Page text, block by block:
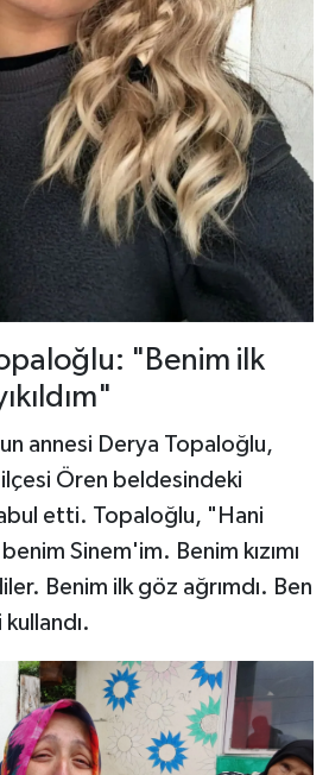
"Benim ilk
annesi Derya Topaloğlu,
Ören beldesindeki
etti. Topaloğlu, "Hani
Sinem'im. Benim kızımı
Benim ilk göz ağrımdı. Ben
kullandı.